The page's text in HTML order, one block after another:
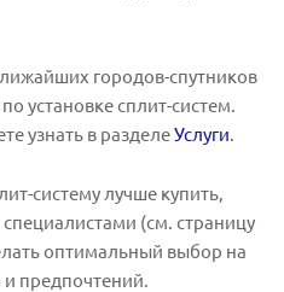
городов-спутников
установке сплит-систем.
узнать в разделеУслуги
систему лучше купить,
(см. страницу
оптимальный выбор на
предпочтений.